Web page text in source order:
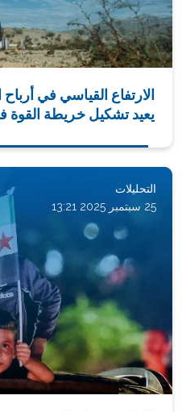
الارتفاع القياسي في
يعيد تشكيل خريطة القوة
التحليلات
25 سبتمبر 2025 13:21